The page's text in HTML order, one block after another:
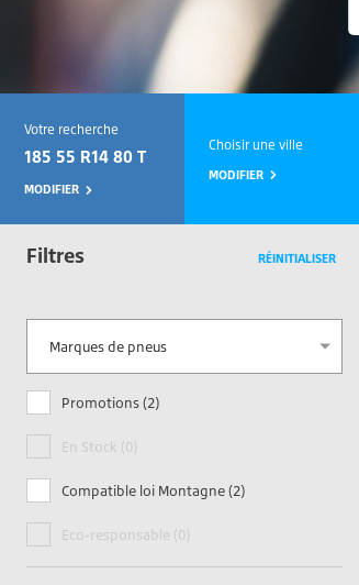
Votre recherche
185 55 R14 80 T
MODIFIER
Choisir une ville
MODIFIER
RÉINITIALISER
Filtres
Marques de pneus
Promotions (2)
En Stock (0)
Compatible loi Montagne (2)
Eco-responsable (0)